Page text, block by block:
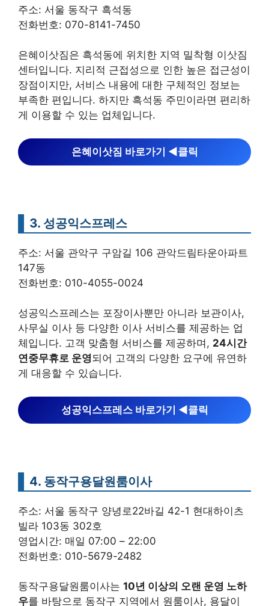
주소: 서울 동작구 흑석동
전화번호: 070-8141-7450
은혜이삿짐은 흑석동에 위치한 지역 밀착형 이삿짐
센터입니다. 지리적 근접성으로 인한 높은 접근성이
장점이지만, 서비스 내용에 대한 구체적인 정보는
부족한 편입니다. 하지만 흑석동 주민이라면 편리하
게 이용할 수 있는 업체입니다.
은혜이삿짐 바로가기 ◀︎클릭
3. 성공익스프레스
주소: 서울 관악구 구암길 106 관악드림타운아파트
147동
전화번호: 010-4055-0024
성공익스프레스는 포장이사뿐만 아니라 보관이사,
사무실 이사 등 다양한 이사 서비스를 제공하는 업
체입니다. 고객 맞춤형 서비스를 제공하며, 24시간
연중무휴로 운영되어 고객의 다양한 요구에 유연하
게 대응할 수 있습니다.
성공익스프레스 바로가기 ◀︎클릭
4. 동작구용달원룸이사
주소: 서울 동작구 양녕로22바길 42-1 현대하이츠
빌라 103동 302호
영업시간: 매일 07:00 – 22:00
전화번호: 010-5679-2482
동작구용달원룸이사는 10년 이상의 오랜 운영 노하
우를 바탕으로 동작구 지역에서 원룸이사, 용달이